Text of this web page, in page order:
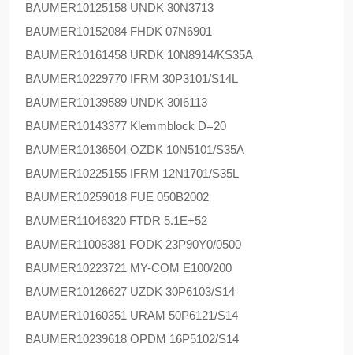
BAUMER10125158 UNDK 30N3713
BAUMER10152084 FHDK 07N6901
BAUMER10161458 URDK 10N8914/KS35A
BAUMER10229770 IFRM 30P3101/S14L
BAUMER10139589 UNDK 30I6113
BAUMER10143377 Klemmblock D=20
BAUMER10136504 OZDK 10N5101/S35A
BAUMER10225155 IFRM 12N1701/S35L
BAUMER10259018 FUE 050B2002
BAUMER11046320 FTDR 5.1E+52
BAUMER11008381 FODK 23P90Y0/0500
BAUMER10223721 MY-COM E100/200
BAUMER10126627 UZDK 30P6103/S14
BAUMER10160351 URAM 50P6121/S14
BAUMER10239618 OPDM 16P5102/S14